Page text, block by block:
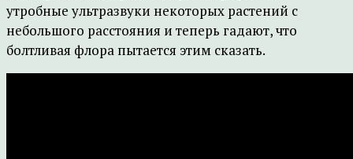
утробные ультразвуки некоторых растений с
небольшого расстояния и теперь гадают, что
болтливая флора пытается этим сказать.